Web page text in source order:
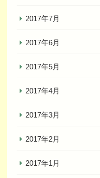
2017年7月
2017年6月
2017年5月
2017年4月
2017年3月
2017年2月
2017年1月